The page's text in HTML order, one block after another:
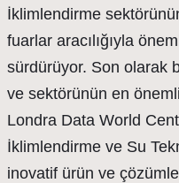
İklimlendirme
fuarlar aracılığıyla
sürdürüyor. Son olarak
ve sektörünün en
Londra Data World
İklimlendirme ve Su
inovatif ürün ve